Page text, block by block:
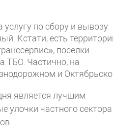
по сбору и вывозу
Кстати, есть
поселки
ТБО. Частично, на
и
является лучшим
улочки частного